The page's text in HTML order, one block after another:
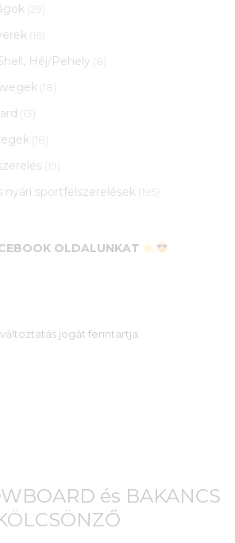
(29)
(16)
Héj/Pehely (8)
(18)
(13)
(18)
(19)
nyári sportfelszerelések (195)
OLDALUNKAT
jogát fenntartja.
és BAKANCS